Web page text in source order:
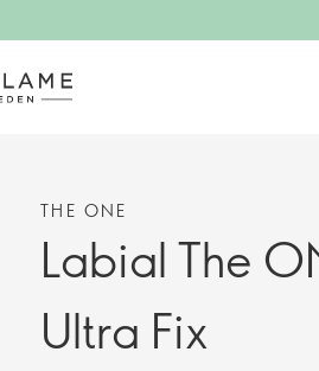
THE ONE
Labial The
Ultra Fix